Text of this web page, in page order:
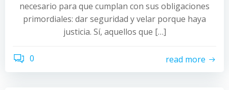
necesario para que cumplan con sus obligaciones
primordiales: dar seguridad y velar porque haya
justicia. Sí, aquellos que […]
0 read more